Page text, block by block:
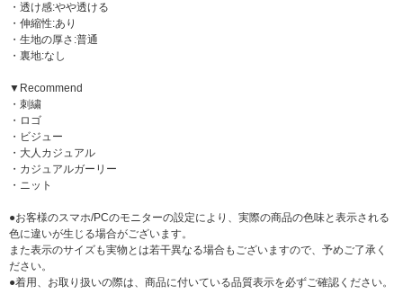
・透け感:やや透ける
・伸縮性:あり
・生地の厚さ:普通
・裏地:なし
▼Recommend
・刺繍
・ロゴ
・ビジュー
・大人カジュアル
・カジュアルガーリー
・ニット
●お客様のスマホ/PCのモニターの設定により、実際の商品の色味と表示される
色に違いが生じる場合がございます。
また表示のサイズも実物とは若干異なる場合もございますので、予めご了承く
ださい。
●着用、お取り扱いの際は、商品に付いている品質表示を必ずご確認ください。